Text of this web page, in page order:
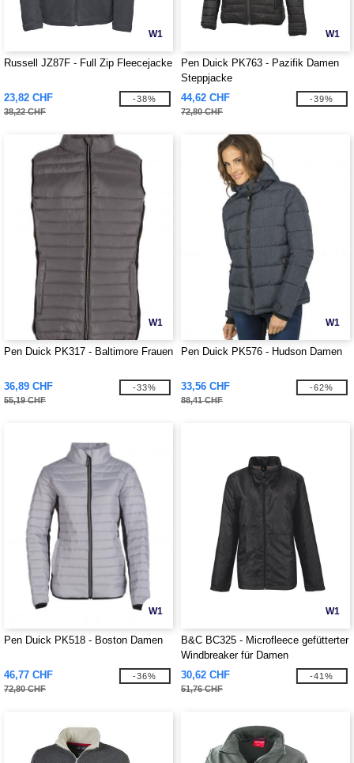
W1
Russell JZ87F - Full Zip Fleecejacke
23,82 CHF
38,22 CHF
-38%
W1
Pen Duick PK763 - Pazifik Damen
Steppjacke
44,62 CHF
72,80 CHF
-39%
W1
Pen Duick PK317 - Baltimore Frauen
36,89 CHF
55,19 CHF
-33%
W1
Pen Duick PK576 - Hudson Damen
33,56 CHF
88,41 CHF
-62%
W1
Pen Duick PK518 - Boston Damen
46,77 CHF
72,80 CHF
-36%
W1
B&C BC325 - Microfleece gefütterter
Windbreaker für Damen
30,62 CHF
51,76 CHF
-41%